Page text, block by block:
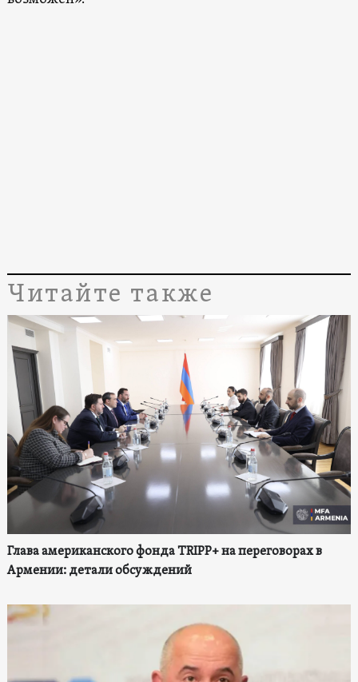
Читайте также
Глава американского фонда TRIPP+ на переговорах в
Армении: детали обсуждений